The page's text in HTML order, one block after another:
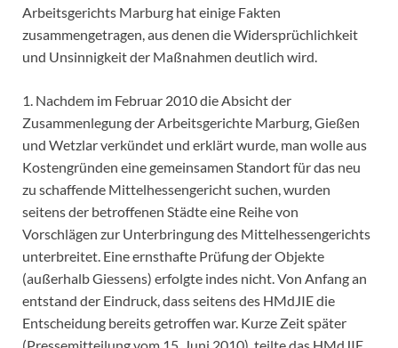
Arbeitsgerichts Marburg hat einige Fakten
zusammengetragen, aus denen die Widersprüchlichkeit
und Unsinnigkeit der Maßnahmen deutlich wird.
1. Nachdem im Februar 2010 die Absicht der
Zusammenlegung der Arbeitsgerichte Marburg, Gießen
und Wetzlar verkündet und erklärt wurde, man wolle aus
Kostengründen eine gemeinsamen Standort für das neu
zu schaffende Mittelhessengericht suchen, wurden
seitens der betroffenen Städte eine Reihe von
Vorschlägen zur Unterbringung des Mittelhessengerichts
unterbreitet. Eine ernsthafte Prüfung der Objekte
(außerhalb Giessens) erfolgte indes nicht. Von Anfang an
entstand der Eindruck, dass seitens des HMdJIE die
Entscheidung bereits getroffen war. Kurze Zeit später